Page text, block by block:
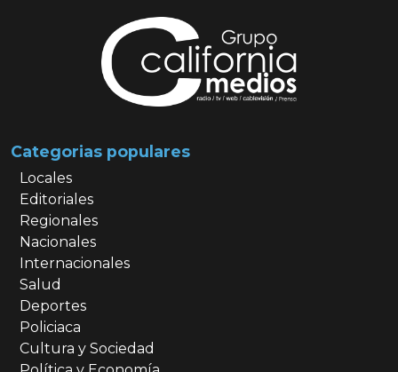
Categorias populares
Locales
Editoriales
Regionales
Nacionales
Internacionales
Salud
Deportes
Policiaca
Cultura y Sociedad